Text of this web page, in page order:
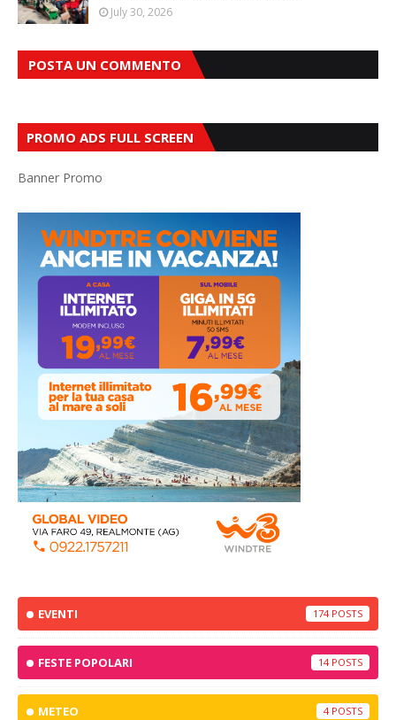
July 30, 2026
POSTA UN COMMENTO
PROMO ADS FULL SCREEN
Banner Promo
EVENTI 174
FESTE POPOLARI 14
METEO 4